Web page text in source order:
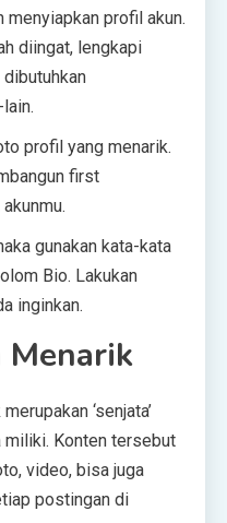
profil akun.
diingat, lengkapi
profil yang menarik.
first
gunakan kata-kata
Bio. Lakukan
inginkan.
Menarik
‘senjata’
miliki. Konten tersebut
video, bisa juga
postingan di